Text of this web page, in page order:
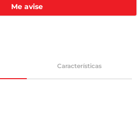
Me avise
Características